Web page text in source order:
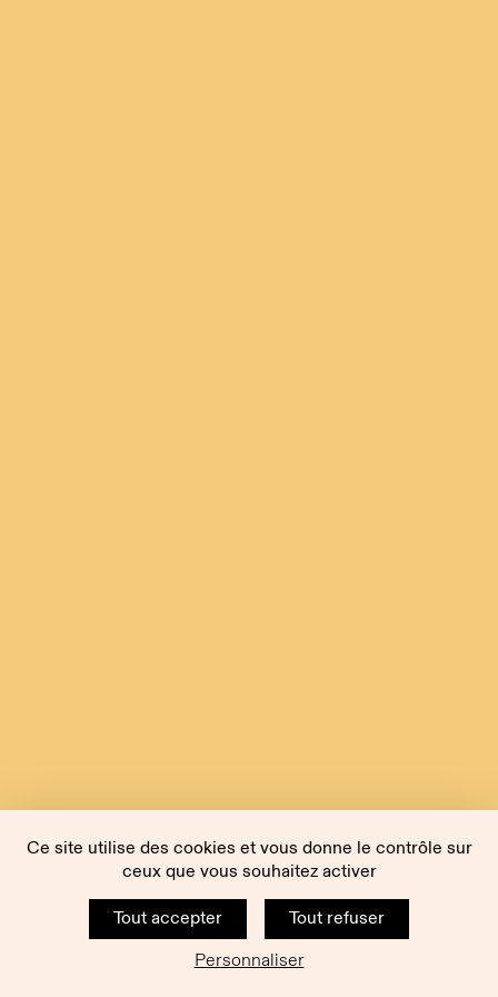
Ce site utilise des cookies et vous donne le contrôle sur
ceux que vous souhaitez activer
Tout accepter
Tout refuser
Personnaliser